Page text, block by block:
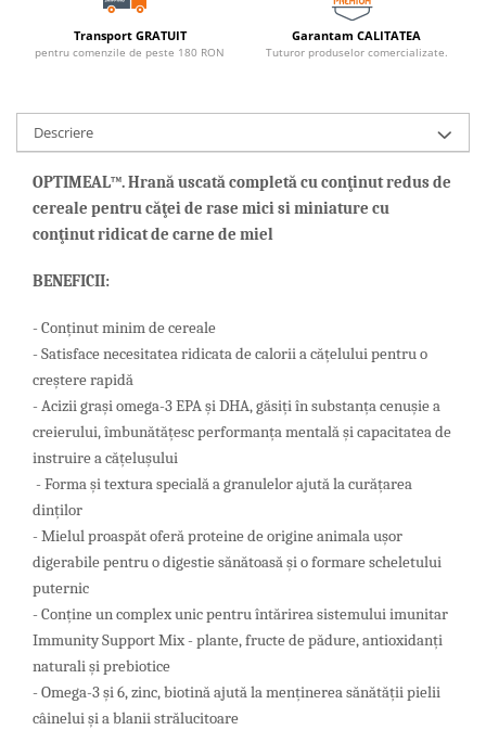
Transport GRATUIT
pentru comenzile de peste 180 RON
Garantam CALITATEA
Tuturor produselor comercializate.
Descriere
OPTIMEAL™. Hrană uscată completă cu conţinut redus de
cereale pentru căţei de rase mici si miniature cu
conţinut ridicat de carne de miel
BENEFICII:
- Conținut minim de cereale
- Satisface necesitatea ridicata de calorii a cățelului pentru o
creștere rapidă
- Acizii grași omega-3 EPA și DHA, găsiți în substanța cenușie a
creierului, îmbunătățesc performanța mentală și capacitatea de
instruire a cățelușului
- Forma și textura specială a granulelor ajută la curățarea
dinților
- Mielul proaspăt oferă proteine ​​de origine animala ușor
digerabile pentru o digestie sănătoasă și o formare scheletului
puternic
- Conține un complex unic pentru întărirea sistemului imunitar
Immunity Support Mix - plante, fructe de pădure, antioxidanți
naturali și prebiotice
- Omega-3 și 6, zinc, biotină ajută la menținerea sănătății pielii
câinelui și a blanii strălucitoare